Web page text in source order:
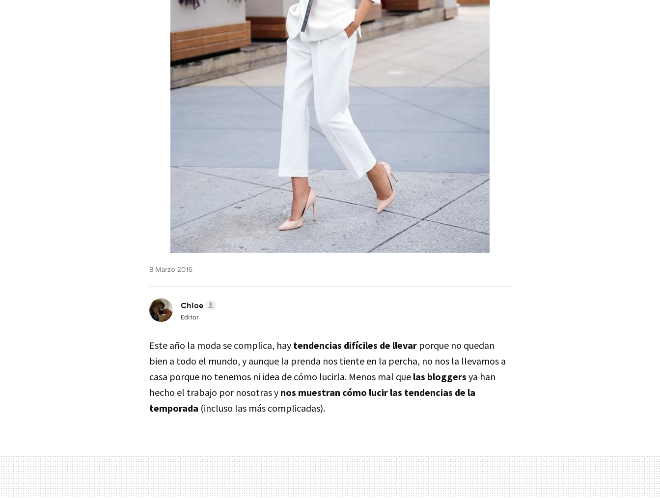
8 Marzo 2015
Chloe
Editor
Este año la moda se complica, hay tendencias difíciles de llevar porque no quedan
bien a todo el mundo, y aunque la prenda nos tiente en la percha, no nos la llevamos a
casa porque no tenemos ni idea de cómo lucirla. Menos mal que las bloggers ya han
hecho el trabajo por nosotras y nos muestran cómo lucir las tendencias de la
temporada (incluso las más complicadas).